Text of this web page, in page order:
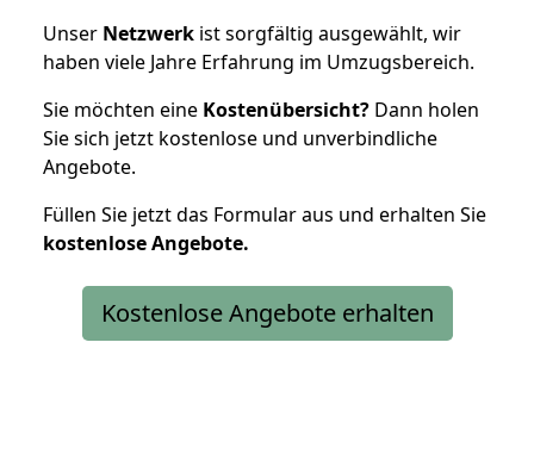
Unser Netzwerk ist sorgfältig ausgewählt, wir
haben viele Jahre Erfahrung im Umzugsbereich.
Sie möchten eine Kostenübersicht? Dann holen
Sie sich jetzt kostenlose und unverbindliche
Angebote.
Füllen Sie jetzt das Formular aus und erhalten Sie
kostenloseAngebote.
Kostenlose Angebote erhalten